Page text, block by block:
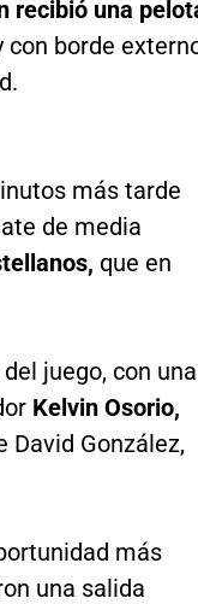
recibió una
con borde
más tarde
de media
que en
juego, con una
Kelvin Osorio,
González,
más
una salida